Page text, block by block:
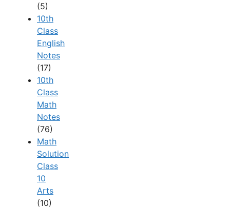
(5)
10th
Class
English
Notes
(17)
10th
Class
Math
Notes
(76)
Math
Solution
Class
10
Arts
(10)